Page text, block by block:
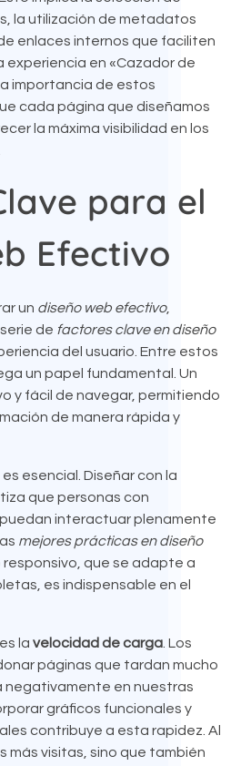
la utilización de metadatos
enlaces internos que faciliten
experiencia en «Cazador de
importancia de estos
cada página que diseñamos
la máxima visibilidad en los
para el
Efectivo
un diseño web efectivo,
de factores clave en diseño
del usuario. Entre estos
un papel fundamental. Un
y fácil de navegar, permitiendo
de manera rápida y
esencial. Diseñar con la
que personas con
interactuar plenamente
mejores prácticas en diseño
responsivo, que se adapte a
es indispensable en el
la velocidad de carga. Los
páginas que tardan mucho
negativamente en nuestras
gráficos funcionales y
contribuye a esta rapidez. Al
más visitas, sino que también